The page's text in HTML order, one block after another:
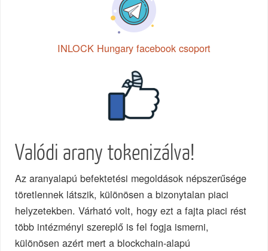
INLOCK Hungary facebook csoport
Valódi arany tokenizálva!
Az aranyalapú befektetési megoldások népszerűsége
töretlennek látszik, különösen a bizonytalan piaci
helyzetekben. Várható volt, hogy ezt a fajta piaci rést
több intézményi szereplő is fel fogja ismerni,
különösen azért mert a blockchain-alapú